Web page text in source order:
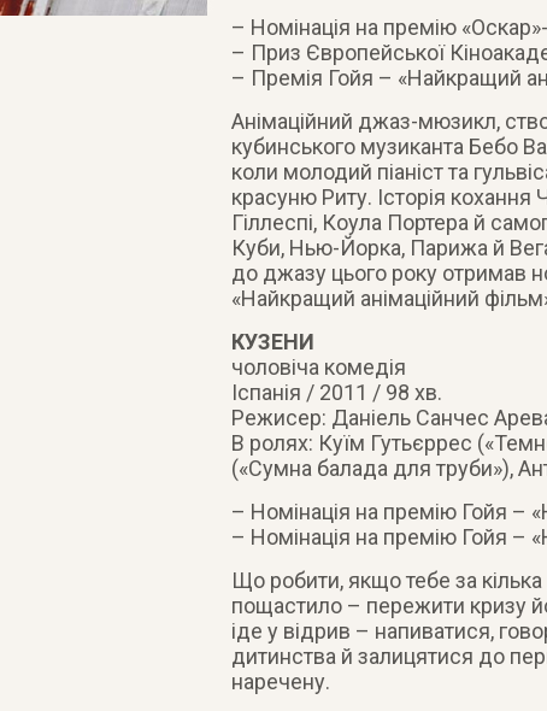
– Номінація на премію
– Приз Європейської
– Премія Гойя – «Найкращий
Анімаційний джаз-мюзикл,
кубинського музиканта Бебо
коли молодий піаніст та
красуню Риту. Історія кохання
Гіллеспі, Коула Портера й
Куби, Нью-Йорка, Парижа й
до джазу цього року отримав
«Найкращий анімаційний
КУЗЕНИ
чоловіча комедія
Іспанія / 2011 / 98 хв.
Режисер: Даніель Санчес
В ролях: Куїм Гутьєррес
(«Сумна балада для труби»),
– Номінація на премію Гойя –
– Номінація на премію Гойя –
Що робити, якщо тебе за
пощастило – пережити кризу
іде у відрив – напиватися,
дитинства й залицятися до
наречену.